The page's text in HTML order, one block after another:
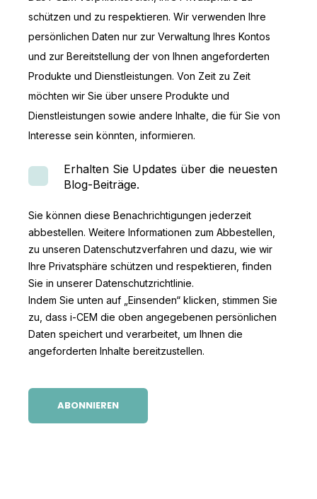
schützen und zu respektieren. Wir verwenden Ihre
persönlichen Daten nur zur Verwaltung Ihres Kontos
und zur Bereitstellung der von Ihnen angeforderten
Produkte und Dienstleistungen. Von Zeit zu Zeit
möchten wir Sie über unsere Produkte und
Dienstleistungen sowie andere Inhalte, die für Sie von
Interesse sein könnten, informieren.
Erhalten Sie Updates über die neuesten
Blog-Beiträge.
Sie können diese Benachrichtigungen jederzeit
abbestellen. Weitere Informationen zum Abbestellen,
zu unseren Datenschutzverfahren und dazu, wie wir
Ihre Privatsphäre schützen und respektieren, finden
Sie in unserer Datenschutzrichtlinie.
Indem Sie unten auf „Einsenden“ klicken, stimmen Sie
zu, dass i-CEM die oben angegebenen persönlichen
Daten speichert und verarbeitet, um Ihnen die
angeforderten Inhalte bereitzustellen.